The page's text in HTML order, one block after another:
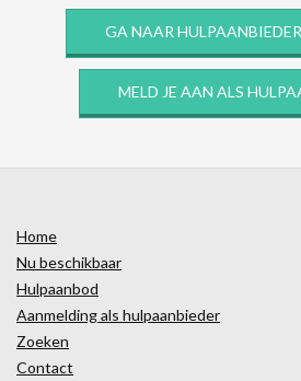
GA NAAR
MELD JE AAN ALS
Home
Nu beschikbaar
Hulpaanbod
Aanmelding als hulpaanbieder
Zoeken
Contact